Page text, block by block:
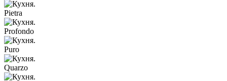
Pietra
Profondo
Puro
Quarzo